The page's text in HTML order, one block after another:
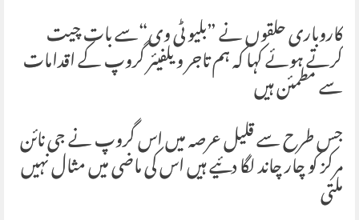
کاروباری حلقوں نے ”بلیو ٹی وی“سے بات چیت
کرتے ہوئے کہا کہ ہم تاجر ویلفیئر گروپ کے اقدامات
سے مطمئن ہیں
جس طرح سے قلیل عرصہ میں اس گروپ نے جی نائن
مرکز کو چار چاند لگا دئیے ہیں اس کی ماضی میں مثال نہیں
ملتی